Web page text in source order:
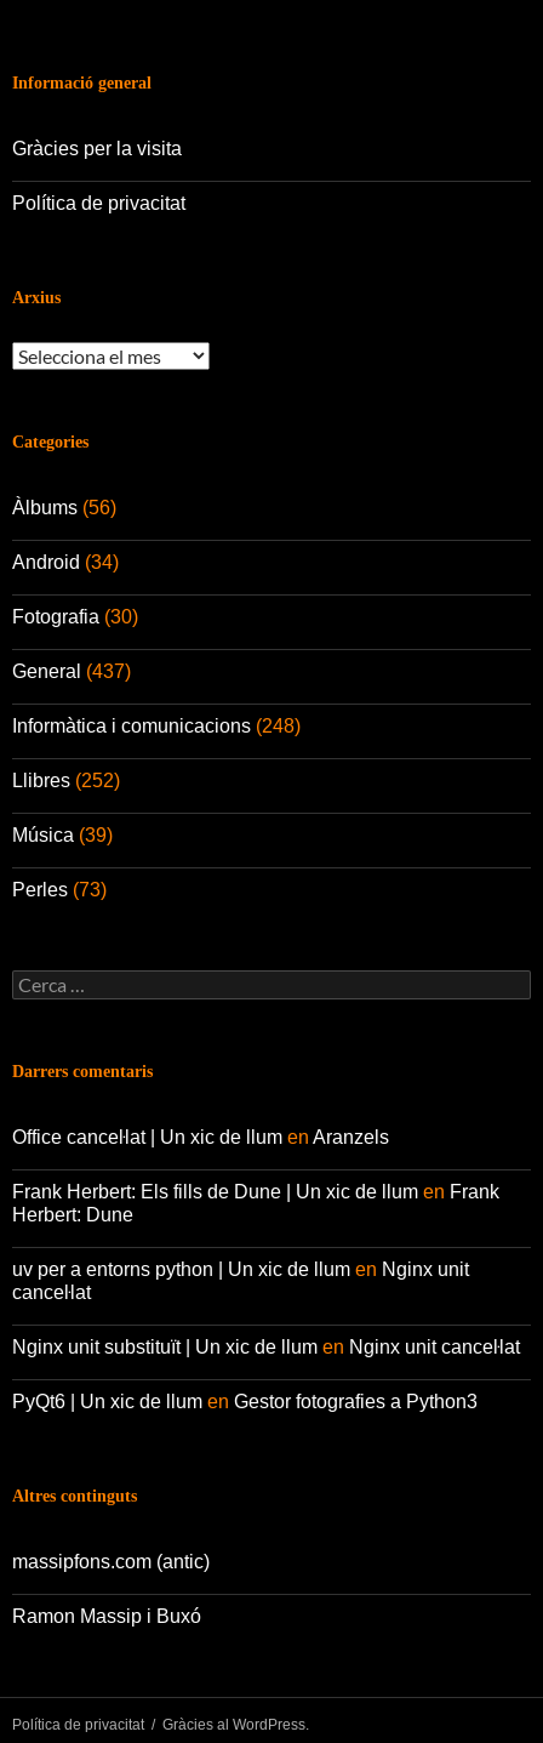
Informació general
Gràcies per la visita
Política de privacitat
Arxius
Arxius
Categories
Àlbums (56)
Android (34)
Fotografia (30)
General (437)
Informàtica i comunicacions (248)
Llibres (252)
Música (39)
Perles (73)
Cerca:
Darrers comentaris
Office canceŀlat | Un xic de llum en Aranzels
Frank Herbert: Els fills de Dune | Un xic de llum en Frank
Herbert: Dune
uv per a entorns python | Un xic de llum en Nginx unit
canceŀlat
Nginx unit substituït | Un xic de llum en Nginx unit canceŀlat
PyQt6 | Un xic de llum en Gestor fotografies a Python3
Altres continguts
massipfons.com (antic)
Ramon Massip i Buxó
Política de privacitat Gràcies al WordPress.